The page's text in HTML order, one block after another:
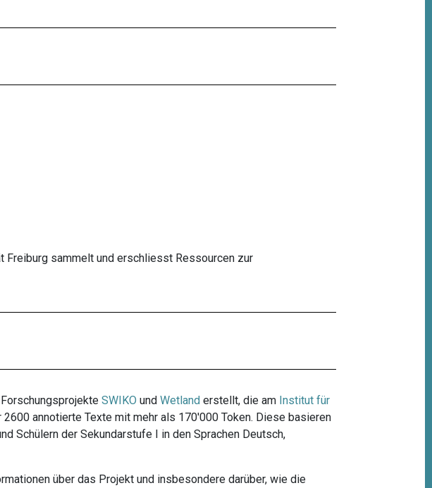
Freiburg sammelt und erschliesst Ressourcen zur
ForschungsprojekteSWIKO undWetland erstellt, die am Institut für
annotierte Texte mit mehr als 170'000 Token. Diese basieren
Schülern der Sekundarstufe I in den Sprachen Deutsch,
über das Projekt und insbesondere darüber, wie die